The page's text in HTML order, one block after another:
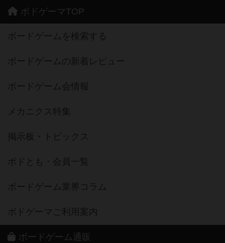
ボドゲーマTOP
ボードゲームを検索する
ボードゲームの新着レビュー
ボードゲーム会情報
メカニクス特集
掲示板・トピックス
ボドとも・会員一覧
ボードゲーム業界コラム
ボドゲーマご利用案内
ボードゲーム通販